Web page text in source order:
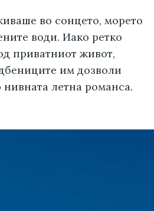
во сонцето, морето
води. Иако ретко
приватниот живот,
им дозволи
летна романса.